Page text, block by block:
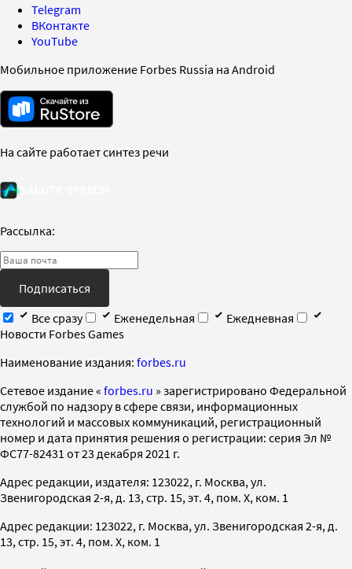
Telegram
ВКонтакте
YouTube
Мобильное приложение Forbes Russia на Android
На сайте работает синтез речи
Рассылка:
Подписаться
Все сразу
Еженедельная
Ежедневная
Новости Forbes Games
Наименование издания: forbes.ru
Cетевое издание « forbes.ru » зарегистрировано Федеральной
службой по надзору в сфере связи, информационных
технологий и массовых коммуникаций, регистрационный
номер и дата принятия решения о регистрации: серия Эл №
ФС77-82431 от 23 декабря 2021 г.
Адрес редакции, издателя: 123022, г. Москва, ул.
Звенигородская 2-я, д. 13, стр. 15, эт. 4, пом. X, ком. 1
Адрес редакции: 123022, г. Москва, ул. Звенигородская 2-я, д.
13, стр. 15, эт. 4, пом. X, ком. 1